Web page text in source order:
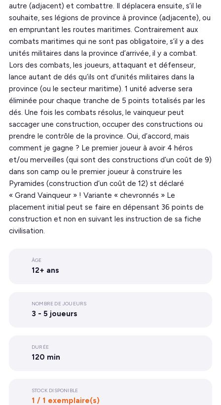
autre (adjacent) et combattre. Il déplacera ensuite, s’il le
souhaite, ses légions de province à province (adjacente), ou
en empruntant les routes maritimes. Contrairement aux
combats maritimes qui ne sont pas obligatoire, s’il y a des
unités militaires dans la province d’arrivée, il y a combat.
Lors des combats, les joueurs, attaquant et défenseur,
lance autant de dés qu’ils ont d’unités militaires dans la
province (ou le secteur maritime). 1 unité adverse sera
éliminée pour chaque tranche de 5 points totalisés par les
dés. Une fois les combats résolus, le vainqueur peut
saccager une construction, occuper des constructions ou
prendre le contrôle de la province. Oui, d’accord, mais
comment je gagne ? Le premier joueur à avoir 4 héros
et/ou merveilles (qui sont des constructions d’un coût de 9)
dans son camp ou le premier joueur à construire les
Pyramides (construction d’un coût de 12) st déclaré
« Grand Vainqueur » ! Variante « chevronnés » Le
placement initial peut se faire en dépensant 36 points de
construction et non en suivant les instruction de sa fiche
civilisation.
ÂGE
12+ ans
NOMBRE DE JOUEURS
3 - 5 joueurs
DURÉE
120 min
STOCK DISPONIBLE
1 / 1 exemplaire(s)